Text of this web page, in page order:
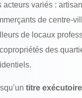
acteurs variés :
de centre-
de locaux
des
titre exécutoire